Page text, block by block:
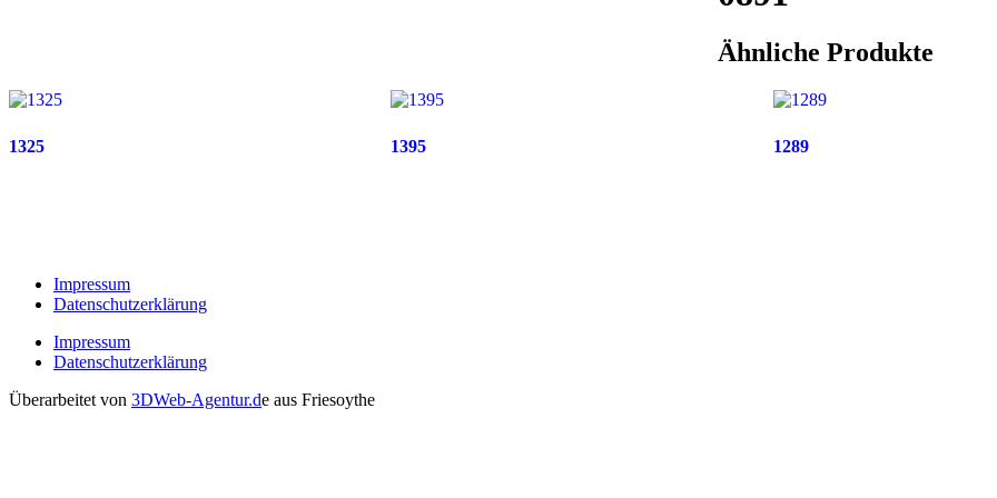
Ähnliche Produkte
1325 1395 1289
Impressum
Datenschutzerklärung
Impressum
Datenschutzerklärung
Überarbeitet von 3DWeb-Agentur.de aus Friesoythe